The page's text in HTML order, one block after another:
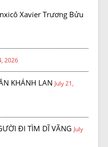
Xavier Trương Bửu
2026
KHÁNH LAN July 21,
ĐI TÌM DĨ VÃNG July